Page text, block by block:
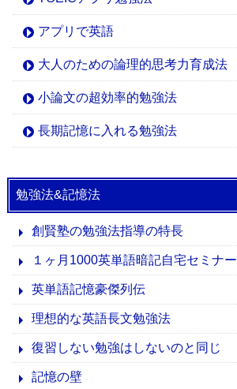
アプリで英語
大人のための論理的思考力育成法
小論文の超効率的勉強法
長期記憶に入れる勉強法
勉強法&記憶法
創賢塾の勉強法指導の特長
１ヶ月1000英単語暗記自宅セミナー
英単語記憶豪傑列伝
理想的な英語長文勉強法
復習しない勉強はしないのと同じ
記憶の壁